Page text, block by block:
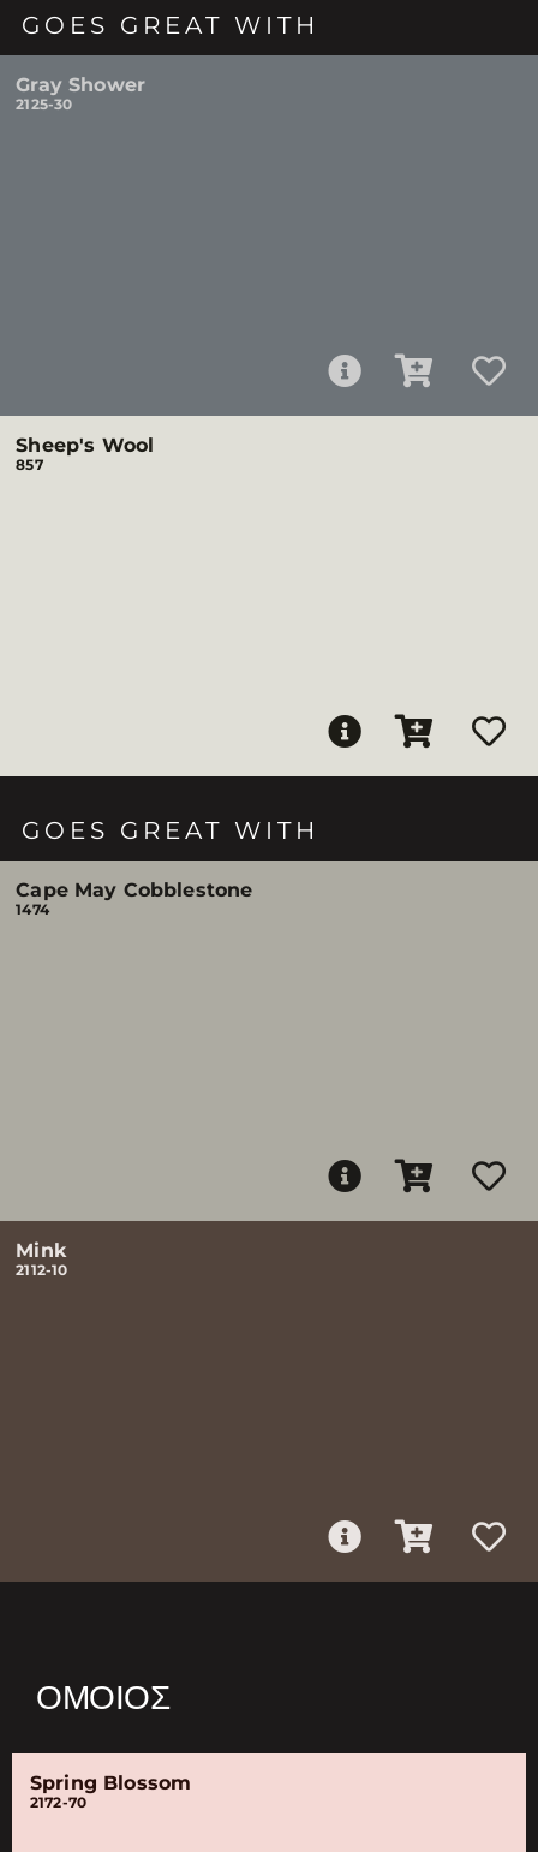
GOES GREAT WITH
Gray Shower
2125-30
Sheep's Wool
857
GOES GREAT WITH
Cape May Cobblestone
1474
Mink
2112-10
ΌΜΟΙΟΣ
Spring Blossom
2172-70